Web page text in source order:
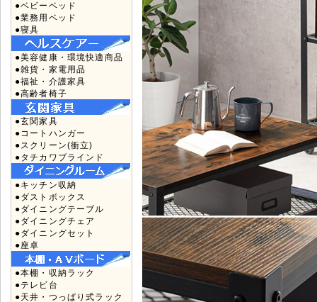
●ベビーベッド
●業務用ベッド
●寝具
●美容健康・環境快適商品
●雑貨・家電用品
●福祉・介護家具
●高齢者椅子
●玄関家具
●コートハンガー
●スクリーン(衝立)
●タチカワブラインド
●キッチン収納
●ダストボックス
●ダイニングテーブル
●ダイニングチェア
●ダイニングセット
●座卓
●本棚・収納ラック
●テレビ台
●天井・つっぱり式ラック